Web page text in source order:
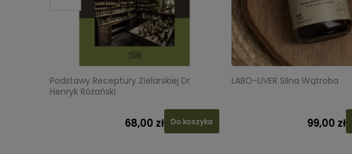
Podstawy Receptury Zielarskiej Dr
Henryk Różański
68,00 zł Do koszyka
LABO-LIVER Silna Wątroba
99,00 zł